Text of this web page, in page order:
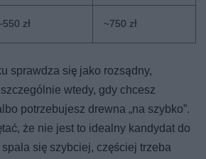
zł ~750 zł
sprawdza się jako rozsądny,
wtedy, gdy chcesz
potrzebujesz drewna „na szybko”.
że nie jest to idealny kandydat do
spala się szybciej, częściej trzeba